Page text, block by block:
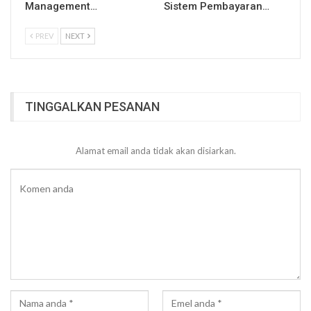
Management…
Sistem Pembayaran…
PREV NEXT
TINGGALKAN PESANAN
Alamat email anda tidak akan disiarkan.